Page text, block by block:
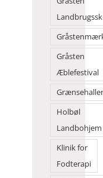
Gråsten
Æblefestival
Holbøl
Landbohjem
Klinik for
Fodterapi